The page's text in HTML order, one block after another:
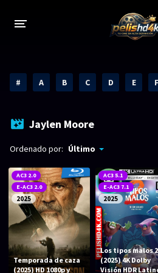
1080p
2160p REMUX 4K
720p
h265 HEVC
Bluray Completos
GÉNEROS
# A B C D E F
Jaylen Moore
Ordenado por: Último
AC3 2.0
E-AC3 2.0
2025
Temporada de caza
(2025) HD 1080p y
AC3 5.1
E-AC3 7.1
2025
Los tipos malos 2
(2025) 4K Dolby
Visión HDR